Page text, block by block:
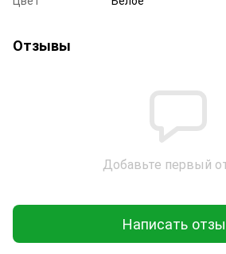
Отзывы
Добавьте первый
Написать